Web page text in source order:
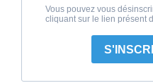
Vous pouvez vous
cliquant sur le lien présent